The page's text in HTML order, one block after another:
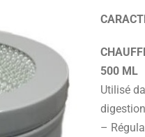
500 ML
Utilisé
–